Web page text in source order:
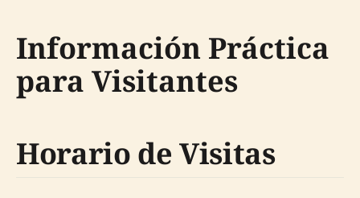
Información Práctica
para Visitantes
Horario de Visitas